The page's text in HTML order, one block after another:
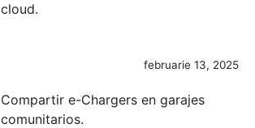
cloud.
februarie 13, 2025
Compartir e-Chargers en garajes
comunitarios.